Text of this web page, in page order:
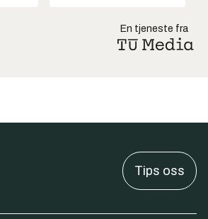
En tjeneste fra
Tips oss